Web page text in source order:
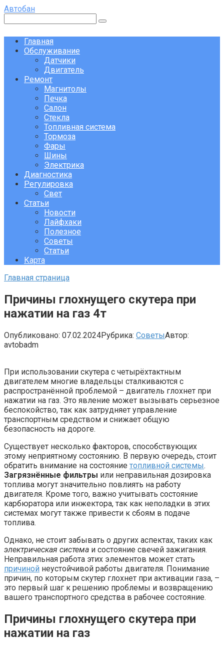
Перейти
контенту
Автобан
Главная
Обслуживание
Датчики
Двигатель
Ремонт
Магнитолы
Печка
Салон
Стекла
Топливная система
Тормоза
Фары
Шины
Электрика
Диагностика
Регулировка
Свет
Статьи
Новости
Лайфхаки
Полезное
Советы
Статьи
Карта
Главная страница
Причины глохнущего скутера при
нажатии на газ 4т
Опубликовано: 07.02.2024Рубрика: СоветыАвтор:
avtobadm
При использовании скутера с четырёхтактным
двигателем многие владельцы сталкиваются с
распространённой проблемой – двигатель глохнет при
нажатии на газ. Это явление может вызывать серьезное
беспокойство, так как затрудняет управление
транспортным средством и снижает общую
безопасность на дороге.
Существует несколько факторов, способствующих
этому неприятному состоянию. В первую очередь, стоит
обратить внимание на состояние топливной системы.
Загрязнённые фильтры или неправильная дозировка
топлива могут значительно повлиять на работу
двигателя. Кроме того, важно учитывать состояние
карбюратора или инжектора, так как неполадки в этих
системах могут также привести к сбоям в подаче
топлива.
Однако, не стоит забывать о других аспектах, таких как
электрическая система и состояние свечей зажигания.
Неправильная работа этих элементов может стать
причиной неустойчивой работы двигателя. Понимание
причин, по которым скутер глохнет при активации газа, –
это первый шаг к решению проблемы и возвращению
вашего транспортного средства в рабочее состояние.
Причины глохнущего скутера при
нажатии на газ